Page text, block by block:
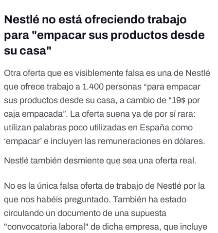
Nestlé no está ofreciendo trabajo
para "empacar sus productos desde
su casa"
Otra oferta que es visiblemente falsa es una de Nestlé
que ofrece trabajo a 1.400 personas “para empacar
sus productos desde su casa, a cambio de “19$ por
caja empacada”. La oferta suena ya de por sí rara:
utilizan palabras poco utilizadas en España como
‘empacar’ e incluyen las remuneraciones en dólares.
Nestlé también desmiente que sea una oferta real.
No es la única falsa oferta de trabajo de Nestlé por la
que nos habéis preguntado. También ha estado
circulando un documento de una supuesta
"convocatoria laboral" de dicha empresa, que incluye